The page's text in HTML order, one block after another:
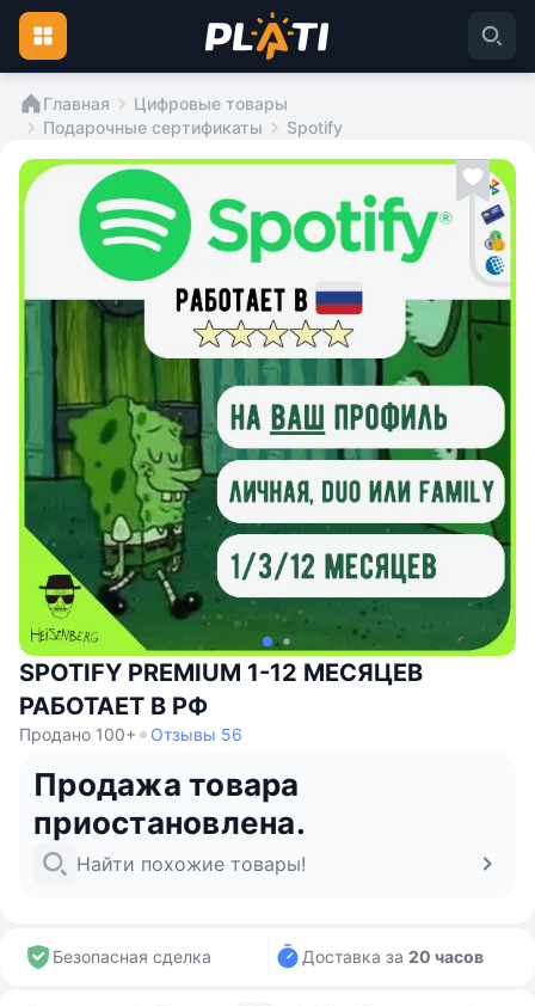
Главная
Цифровые товары
Подарочные сертификаты
Spotify
SPOTIFY PREMIUM 1-12 МЕСЯЦЕВ
РАБОТАЕТ В РФ
Продано 100+ Отзывы 56
Продажа товара
приостановлена.
Найти похожие товары!
Безопасная сделка Доставка за 20 часов